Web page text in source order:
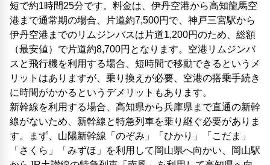
短で約1時間25分です。料金は、伊丹空港から高知龍馬空
港まで通常期の場合、片道約7,500円で、神戸三宮駅から
伊丹空港までのリムジンバスは片道1,200円のため、総額
（最安値）で片道約8,700円となります。空港リムジンバ
スと飛行機を利用する場合、短時間で移動できるというメ
リットはありますが、乗り換えが必要、空港の搭乗手続き
に時間がかかるというデメリットもあります。
新幹線を利用する場合、高知県から兵庫県まで直通の新幹
線がないため、新幹線と特急列車を乗り継ぐ必要がありま
す。まず、山陽新幹線「のぞみ」「ひかり」「こだま」
「さくら」「みずほ」を利用して岡山県へ向かい、岡山駅